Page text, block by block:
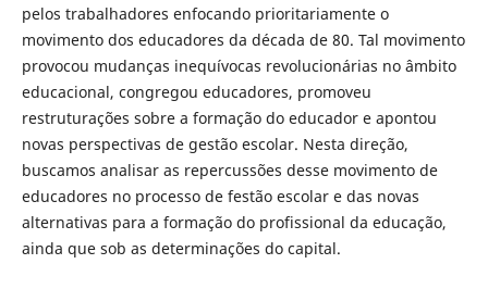
pelos trabalhadores enfocando prioritariamente o
movimento dos educadores da década de 80. Tal movimento
provocou mudanças inequívocas revolucionárias no âmbito
educacional, congregou educadores, promoveu
restruturações sobre a formação do educador e apontou
novas perspectivas de gestão escolar. Nesta direção,
buscamos analisar as repercussões desse movimento de
educadores no processo de festão escolar e das novas
alternativas para a formação do profissional da educação,
ainda que sob as determinações do capital.